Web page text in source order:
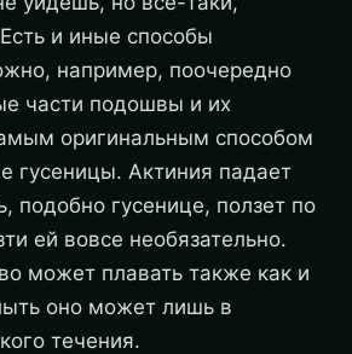
и иные способы
например, поочередно
части подошвы и их
оригинальным способом
гусеницы. Актиния падает
подобно гусенице, ползет по
ей вовсе необязательно.
может плавать также как и
оно может лишь в
течения.